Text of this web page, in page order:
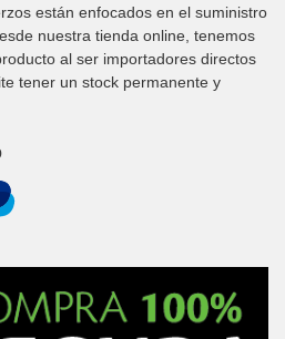
están enfocados en el suministro
nuestra tienda online, tenemos
al ser importadores directos
tener un stock permanente y